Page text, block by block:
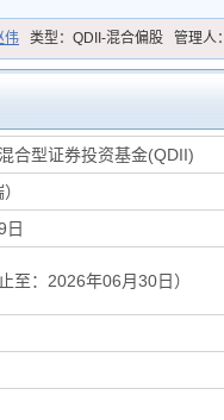
伟 类型： QDII-混合偏股 管理人：
合型证券投资基金(QDII)
日
至：2026年06月30日）